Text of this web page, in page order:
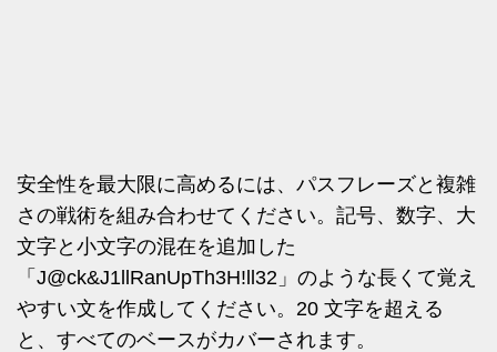
安全性を最大限に高めるには、パスフレーズと複雑
さの戦術を組み合わせてください。記号、数字、大
文字と小文字の混在を追加した
「J@ck&J1llRanUpTh3H!ll32」のような長くて覚え
やすい文を作成してください。20 文字を超える
と、すべてのベースがカバーされます。